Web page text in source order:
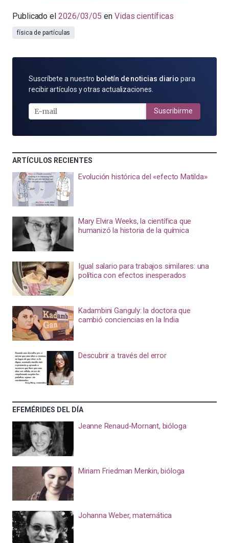
Publicado el 2026/03/05 en Vidas científicas
física de partículas
SUSCRÍBETE
POR
MAIL
Suscríbete a nuestro boletín de noticias diario para
recibir artículos y otras actualizaciones.
Suscribirme
ARTÍCULOS RECIENTES
Evolución histórica del «efecto Matilda»
Mary Elvira Weeks, la científica que
humanizó la historia de la química
Igual salario para trabajos similares: una
política con efectos inesperados
Kadambini Ganguly: la doctora que
cambió conciencias en la India
Descubrir a través del error
EFEMÉRIDES DEL DÍA
Jeanne Renaud-Mornant, bióloga
Miriam Friedman Menkin, bióloga
Johanna Weber, matemática